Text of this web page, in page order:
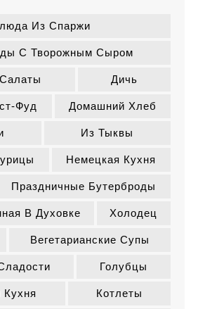
Из Спаржи
С Творожным Сыром
Дичь
Фуд Домашний Хлеб
Из Тыквы
Немецкая Кухня
Праздничные Бутерброды
В Духовке Холодец
Вегетарианские Супы
Голубцы
Кухня Котлеты